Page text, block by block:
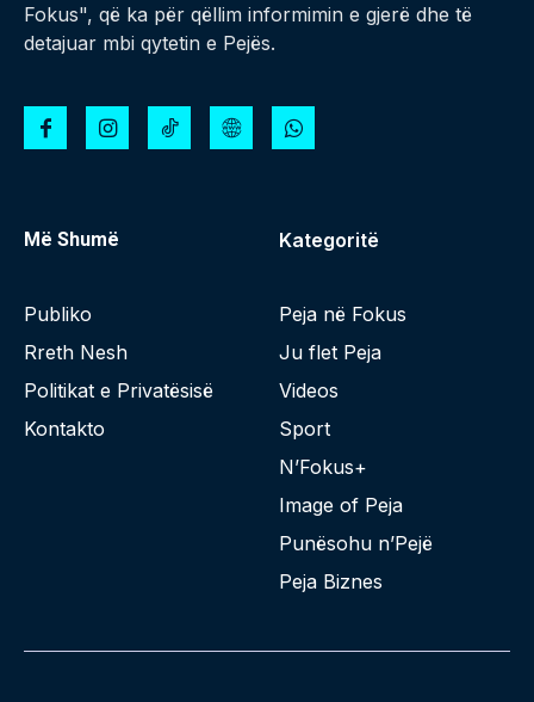
Fokus", që ka për qëllim informimin e gjerë dhe të
detajuar mbi qytetin e Pejës.
Më Shumë
Publiko
Rreth Nesh
Politikat e Privatësisë
Kontakto
Kategoritë
Peja në Fokus
Ju flet Peja
Videos
Sport
N’Fokus+
Image of Peja
Punësohu n’Pejë
Peja Biznes